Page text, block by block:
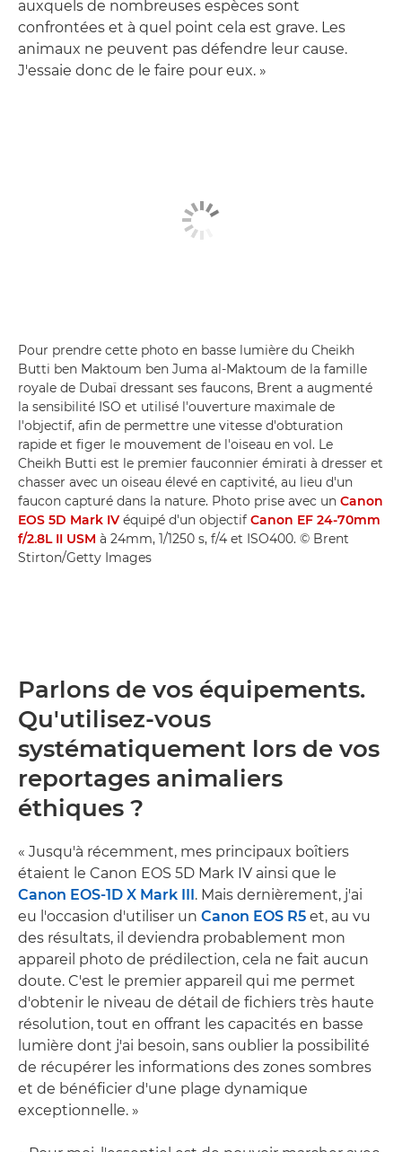
auxquels de nombreuses espèces sont
confrontées et à quel point cela est grave. Les
animaux ne peuvent pas défendre leur cause.
J'essaie donc de le faire pour eux. »
Pour prendre cette photo en basse lumière du Cheikh
Butti ben Maktoum ben Juma al-Maktoum de la famille
royale de Dubaï dressant ses faucons, Brent a augmenté
la sensibilité ISO et utilisé l'ouverture maximale de
l'objectif, afin de permettre une vitesse d'obturation
rapide et figer le mouvement de l'oiseau en vol. Le
Cheikh Butti est le premier fauconnier émirati à dresser et
chasser avec un oiseau élevé en captivité, au lieu d'un
faucon capturé dans la nature. Photo prise avec un Canon
EOS 5D Mark IV équipé d'un objectif Canon EF 24-70mm
f/2.8L II USM à 24mm, 1/1250 s, f/4 et ISO400. © Brent
Stirton/Getty Images
Parlons de vos équipements.
Qu'utilisez-vous
systématiquement lors de vos
reportages animaliers
éthiques ?
« Jusqu'à récemment, mes principaux boîtiers
étaient le Canon EOS 5D Mark IV ainsi que le
Canon EOS-1D X Mark III. Mais dernièrement, j'ai
eu l'occasion d'utiliser un Canon EOS R5 et, au vu
des résultats, il deviendra probablement mon
appareil photo de prédilection, cela ne fait aucun
doute. C'est le premier appareil qui me permet
d'obtenir le niveau de détail de fichiers très haute
résolution, tout en offrant les capacités en basse
lumière dont j'ai besoin, sans oublier la possibilité
de récupérer les informations des zones sombres
et de bénéficier d'une plage dynamique
exceptionnelle. »